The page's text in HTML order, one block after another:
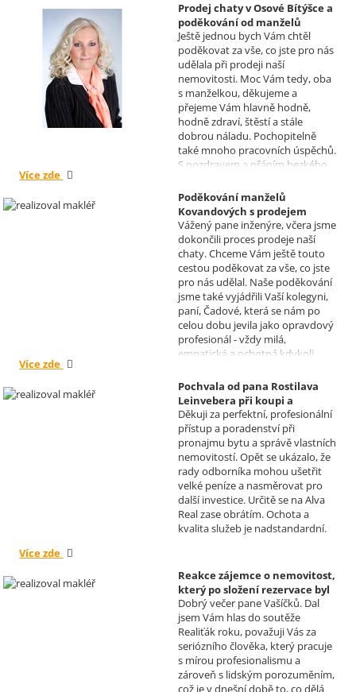
Prodej chaty v Osové Bítýšce a
poděkování od manželů
Kovandových
Realizoval makléř: Sylva
Čadová
Ještě jednou bych Vám chtěl
poděkovat za vše, co jste pro nás
udělala při prodeji naší
nemovitosti. Moc Vám tedy, oba
s manželkou, děkujeme a
přejeme Vám hlavně hodně,
hodně zdraví, štěstí a stále
dobrou náladu. Pochopitelně
také mnoho pracovních úspěchů.
S pozdravem a přáním hezkého
Více zde
Poděkování manželů
Kovandových s prodejem
chaty v Osové Bítýšce
Realizoval makléř: David
Vašíček
Vážený pane inženýre, včera jsme
dokončili proces prodeje naší
chaty. Chceme Vám ještě touto
cestou poděkovat za vše, co jste
pro nás udělal. Naše poděkování
jsme také vyjádřili Vaší kolegyni,
paní, Čadové, která se nám po
celou dobu jevila jako opravdový
profesionál - vždy milá,
empatická a ochotná kdykoli
problému. Vaše společnost i Vy v
nás získáváte opravdu spokojené
klienty, kteří budou vaše služby
vždy doporučovat každému, kdo
je potřebuje. Věřím, že se na Vás
budeme moci obrátit i v případě
prodeje, který plánujeme v
budoucnu uskutečnit. Se
srdečným pozdravem a přáním
mnoho zdraví i úspěchů Vám
přejí manželé Kovandovi
Více zde
Pochvala od pana Rostilava
Leinvebera při koupi a
následném pronájmu
investiční nemovitosti
Realizoval makléř: David
Vašíček
Děkuji za perfektní, profesionální
přístup a poradenství při
pronajmu bytu a správě vlastních
nemovitostí. Opět se ukázalo, že
rady odborníka mohou ušetřit
velké peníze a nasměrovat pro
další investice. Určitě se na Alva
Real zase obrátím. Ochota a
kvalita služeb je nadstandardní.
Více zde
Reakce zájemce o nemovitost,
který po složení rezervace byl
nucen od koupi odstoupit.
Realizoval makléř: David
Vašíček
Dobrý večer pane Vašíčků. Dal
jsem Vám hlas do soutěže
Realiťák roku, považuji Vás za
seriózního člověka, který pracuje
s mírou profesionalismu a
zároveň s lidským porozuměním,
což je v dnešní době to, co dělá